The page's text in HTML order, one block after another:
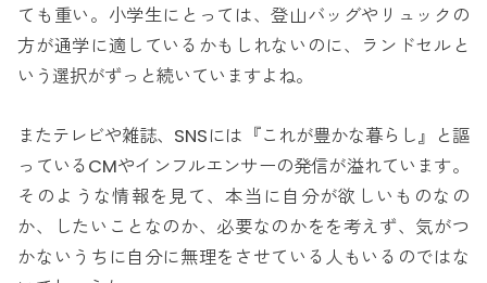
ても重い。小学生にとっては、登山バッグやリュックの
方が通学に適しているかもしれないのに、ランドセルと
いう選択がずっと続いていますよね。
またテレビや雑誌、SNSには『これが豊かな暮らし』と謳
っているCMやインフルエンサーの発信が溢れています。
そのような情報を見て、本当に自分が欲しいものなの
か、したいことなのか、必要なのかをを考えず、気がつ
かないうちに自分に無理をさせている人もいるのではな